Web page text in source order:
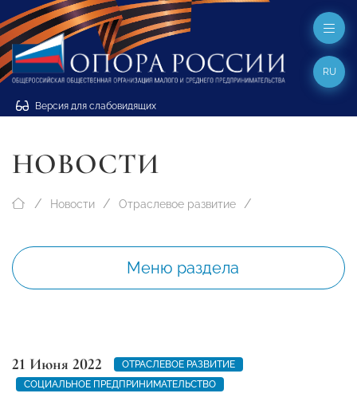
Версия для слабовидящих
RU
НОВОСТИ
Новости Отраслевое развитие
Меню раздела
21 Июня 2022
ОТРАСЛЕВОЕ РАЗВИТИЕ
СОЦИАЛЬНОЕ ПРЕДПРИНИМАТЕЛЬСТВО